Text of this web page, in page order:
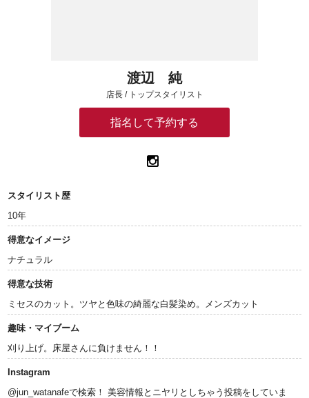
渡辺 純
店長 / トップスタイリスト
指名して予約する
スタイリスト歴
10年
得意なイメージ
ナチュラル
得意な技術
ミセスのカット。ツヤと色味の綺麗な白髪染め。メンズカット
趣味・マイブーム
刈り上げ。床屋さんに負けません！！
Instagram
@jun_watanafeで検索！ 美容情報とニヤリとしちゃう投稿をしていま